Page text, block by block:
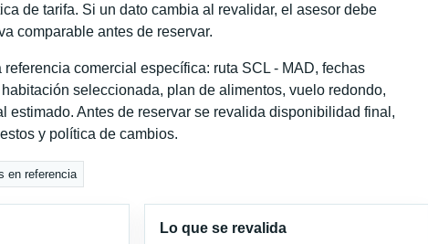
de tarifa. Si un dato cambia al revalidar, el asesor debe
comparable antes de reservar.
referencia comercial específica: ruta SCL - MAD, fechas
seleccionada, plan de alimentos, vuelo redondo,
estimado. Antes de reservar se revalida disponibilidad final,
y política de cambios.
en referencia
Lo que se revalida